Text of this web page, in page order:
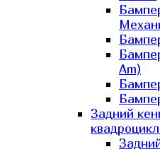
Am)
Задний